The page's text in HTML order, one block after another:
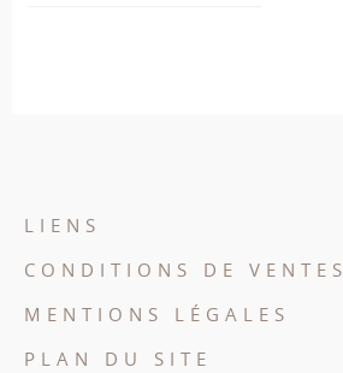
LIENS
CONDITIONS DE VENTES
MENTIONS LÉGALES
PLAN DU SITE